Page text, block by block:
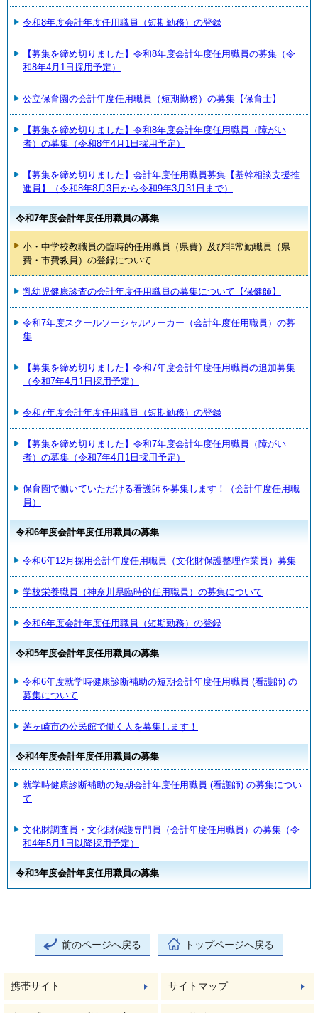
令和8年度会計年度任用職員（短期勤務）の登録
【募集を締め切りました】令和8年度会計年度任用職員の募集（令
和8年4月1日採用予定）
公立保育園の会計年度任用職員（短期勤務）の募集【保育士】
【募集を締め切りました】令和8年度会計年度任用職員（障がい
者）の募集（令和8年4月1日採用予定）
【募集を締め切りました】会計年度任用職員募集【基幹相談支援推
進員】（令和8年8月3日から令和9年3月31日まで）
令和7年度会計年度任用職員の募集
小・中学校教職員の臨時的任用職員（県費）及び非常勤職員（県
費・市費教員）の登録について
乳幼児健康診査の会計年度任用職員の募集について【保健師】
令和7年度スクールソーシャルワーカー（会計年度任用職員）の募
集
【募集を締め切りました】令和7年度会計年度任用職員の追加募集
（令和7年4月1日採用予定）
令和7年度会計年度任用職員（短期勤務）の登録
【募集を締め切りました】令和7年度会計年度任用職員（障がい
者）の募集（令和7年4月1日採用予定）
保育園で働いていただける看護師を募集します！（会計年度任用職
員）
令和6年度会計年度任用職員の募集
令和6年12月採用会計年度任用職員（文化財保護整理作業員）募集
学校栄養職員（神奈川県臨時的任用職員）の募集について
令和6年度会計年度任用職員（短期勤務）の登録
令和5年度会計年度任用職員の募集
令和6年度就学時健康診断補助の短期会計年度任用職員 (看護師) の
募集について
茅ヶ崎市の公民館で働く人を募集します！
令和4年度会計年度任用職員の募集
就学時健康診断補助の短期会計年度任用職員 (看護師) の募集につい
て
文化財調査員・文化財保護専門員（会計年度任用職員）の募集（令
和4年5月1日以降採用予定）
令和3年度会計年度任用職員の募集
前のページへ戻る トップページへ戻る
携帯サイト サイトマップ